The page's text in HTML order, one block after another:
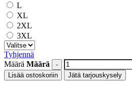
L
XL
2XL
3XL
Tyhjennä
Määrä Määrä
Lisää ostoskoriin Jätä tarjouskysely